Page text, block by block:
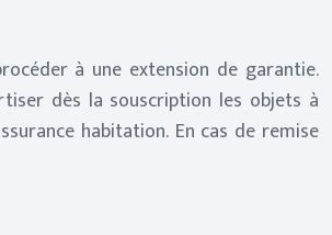
à une extension de garantie.
dès la souscription les objets à
habitation. En cas de remise